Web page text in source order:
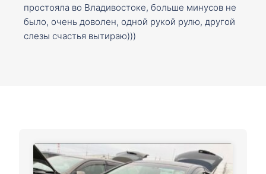
простояла во Владивостоке, больше минусов не
было, очень доволен, одной рукой рулю, другой
слезы счастья вытираю)))